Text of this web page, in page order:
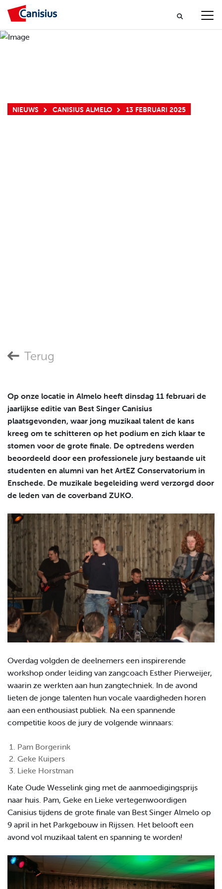
NIEUWS CANISIUS ALMELO 13 FEBRUARI 2025
Terug
Op onze locatie in Almelo heeft dinsdag 11 februari de
jaarlijkse editie van Best Singer Canisius
plaatsgevonden, waar jong muzikaal talent de kans
kreeg om te schitteren op het podium en zich klaar te
stomen voor de grote finale. De optredens werden
beoordeeld door een professionele jury bestaande uit
studenten en alumni van het ArtEZ Conservatorium in
Enschede. De muzikale begeleiding werd verzorgd door
de leden van de coverband ZUKO.
Overdag volgden de deelnemers een inspirerende
workshop onder leiding van zangcoach Esther Pierweijer,
waarin ze werkten aan hun zangtechniek. In de avond
lieten de jonge talenten hun vocale vaardigheden horen
aan een enthousiast publiek. Na een spannende
competitie koos de jury de volgende winnaars:
Pam Borgerink
Geke Kuipers
Lieke Horstman
Kate Oude Wesselink ging met de aanmoedigingsprijs
naar huis. Pam, Geke en Lieke vertegenwoordigen
Canisius tijdens de grote finale van Best Singer Almelo op
9 april in het Parkgebouw in Rijssen. Het belooft een
avond vol muzikaal talent en spanning te worden!